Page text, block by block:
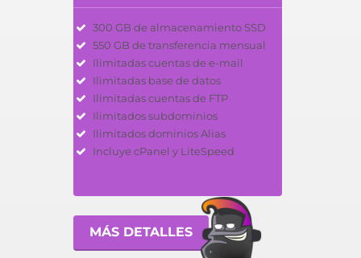
300 GB de almacenamiento SSD
550 GB de transferencia mensual
Ilimitadas cuentas de e-mail
Ilimitadas base de datos
Ilimitadas cuentas de FTP
Ilimitados subdominios
Ilimitados dominios Alias
Incluye cPanel y LiteSpeed
MÁS DETALLES